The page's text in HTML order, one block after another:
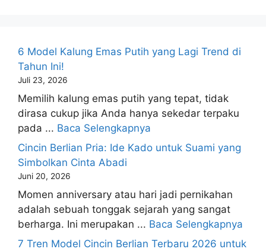
6 Model Kalung Emas Putih yang Lagi Trend di
Tahun Ini!
Juli 23, 2026
Memilih kalung emas putih yang tepat, tidak
dirasa cukup jika Anda hanya sekedar terpaku
pada ... Baca Selengkapnya
Cincin Berlian Pria: Ide Kado untuk Suami yang
Simbolkan Cinta Abadi
Juni 20, 2026
Momen anniversary atau hari jadi pernikahan
adalah sebuah tonggak sejarah yang sangat
berharga. Ini merupakan ... Baca Selengkapnya
7 Tren Model Cincin Berlian Terbaru 2026 untuk